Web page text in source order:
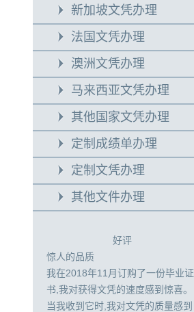
新加坡文凭办理
法国文凭办理
澳洲文凭办理
马来西亚文凭办理
其他国家文凭办理
定制成绩单办理
定制文凭办理
其他文件办理
好评
惊人的品质
我在2018年11月订购了一份毕业证
书,我对获得文凭的速度感到惊喜。
当我收到它时,我对文凭的质量感到